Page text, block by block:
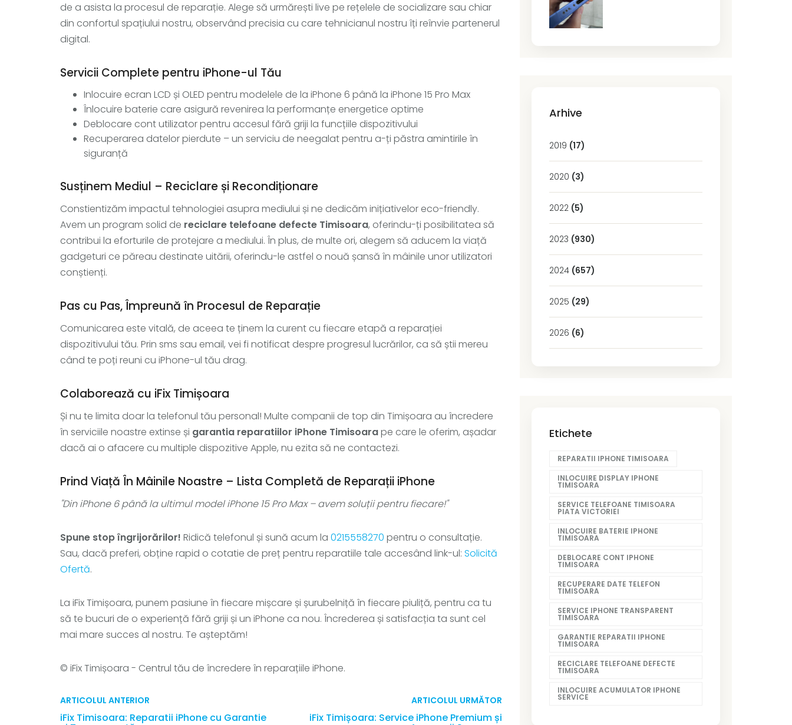
de a asista la procesul de reparație. Alege să urmărești live pe rețelele de socializare sau chiar
din confortul spațiului nostru, observând precisia cu care tehnicianul nostru îți reînvie partenerul
digital.
Servicii Complete pentru iPhone-ul Tău
Inlocuire ecran LCD și OLED pentru modelele de la iPhone 6 până la iPhone 15 Pro Max
Înlocuire baterie care asigură revenirea la performanțe energetice optime
Deblocare cont utilizator pentru accesul fără griji la funcțiile dispozitivului
Recuperarea datelor pierdute – un serviciu de neegalat pentru a-ți păstra amintirile în
siguranță
Susținem Mediul – Reciclare și Recondiționare
Constientizăm impactul tehnologiei asupra mediului și ne dedicăm inițiativelor eco-friendly.
Avem un program solid de reciclare telefoane defecte Timisoara, oferindu-ți posibilitatea să
contribui la eforturile de protejare a mediului. În plus, de multe ori, alegem să aducem la viață
gadgeturi ce păreau destinate uitării, oferindu-le astfel o nouă șansă în mâinile unor utilizatori
conștienți.
Pas cu Pas, Împreună în Procesul de Reparație
Comunicarea este vitală, de aceea te ținem la curent cu fiecare etapă a reparației
dispozitivului tău. Prin sms sau email, vei fi notificat despre progresul lucrărilor, ca să știi mereu
când te poți reuni cu iPhone-ul tău drag.
Colaborează cu iFix Timișoara
Și nu te limita doar la telefonul tău personal! Multe companii de top din Timișoara au încredere
în serviciile noastre extinse și garantia reparatiilor iPhone Timisoarape care le oferim, așadar
dacă ai o afacere cu multiple dispozitive Apple, nu ezita să ne contactezi.
Prind Viață În Mâinile Noastre – Lista Completă de Reparații iPhone
"Din iPhone 6 până la ultimul model iPhone 15 Pro Max – avem soluții pentru fiecare!"
Spune stop îngrijorărilor! Ridică telefonul și sună acum la 0215558270 pentru o consultație.
Sau, dacă preferi, obține rapid o cotatie de preț pentru reparatiile tale accesând link-ul: Solicită
Ofertă.
La iFix Timișoara, punem pasiune în fiecare mișcare și șurubelniță în fiecare piuliță, pentru ca tu
să te bucuri de o experiență fără griji și un iPhone ca nou. Încrederea și satisfacția ta sunt cel
mai mare succes al nostru. Te așteptăm!
© iFix Timișoara - Centrul tău de încredere în reparațiile iPhone.
ARTICOLUL ANTERIOR
iFix Timisoara: Reparatii iPhone cu Garantie
ARTICOLUL URMĂTOR
iFix Timișoara: Service iPhone Premium și
Arhive
2019 (17)
2020 (3)
2022 (5)
2023 (930)
2024 (657)
2025 (29)
2026 (6)
Etichete
REPARATII IPHONE TIMISOARA
INLOCUIRE DISPLAY IPHONE
TIMISOARA
SERVICE TELEFOANE TIMISOARA
PIATA VICTORIEI
INLOCUIRE BATERIE IPHONE
TIMISOARA
DEBLOCARE CONT IPHONE
TIMISOARA
RECUPERARE DATE TELEFON
TIMISOARA
SERVICE IPHONE TRANSPARENT
TIMISOARA
GARANTIE REPARATII IPHONE
TIMISOARA
RECICLARE TELEFOANE DEFECTE
TIMISOARA
INLOCUIRE ACUMULATOR IPHONE
SERVICE